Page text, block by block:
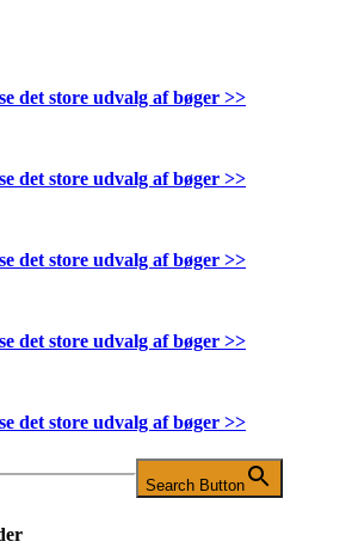
det store udvalg af bøger >>
det store udvalg af bøger >>
det store udvalg af bøger >>
det store udvalg af bøger >>
det store udvalg af bøger >>
Search Button